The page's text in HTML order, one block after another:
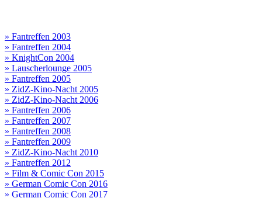
» Fantreffen 2003
» Fantreffen 2004
» KnightCon 2004
» Lauscherlounge 2005
» Fantreffen 2005
» ZidZ-Kino-Nacht 2005
» ZidZ-Kino-Nacht 2006
» Fantreffen 2006
» Fantreffen 2007
» Fantreffen 2008
» Fantreffen 2009
» ZidZ-Kino-Nacht 2010
» Fantreffen 2012
» Film & Comic Con 2015
» German Comic Con 2016
» German Comic Con 2017